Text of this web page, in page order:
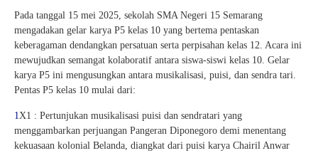
Pada tanggal 15 mei 2025, sekolah SMA Negeri 15 Semarang
mengadakan gelar karya P5 kelas 10 yang bertema pentaskan
keberagaman dendangkan persatuan serta perpisahan kelas 12. Acara ini
mewujudkan semangat kolaboratif antara siswa-siswi kelas 10. Gelar
karya P5 ini mengusungkan antara musikalisasi, puisi, dan sendra tari.
Pentas P5 kelas 10 mulai dari:
1X1 : Pertunjukan musikalisasi puisi dan sendratari yang
menggambarkan perjuangan Pangeran Diponegoro demi menentang
kekuasaan kolonial Belanda, diangkat dari puisi karya Chairil Anwar